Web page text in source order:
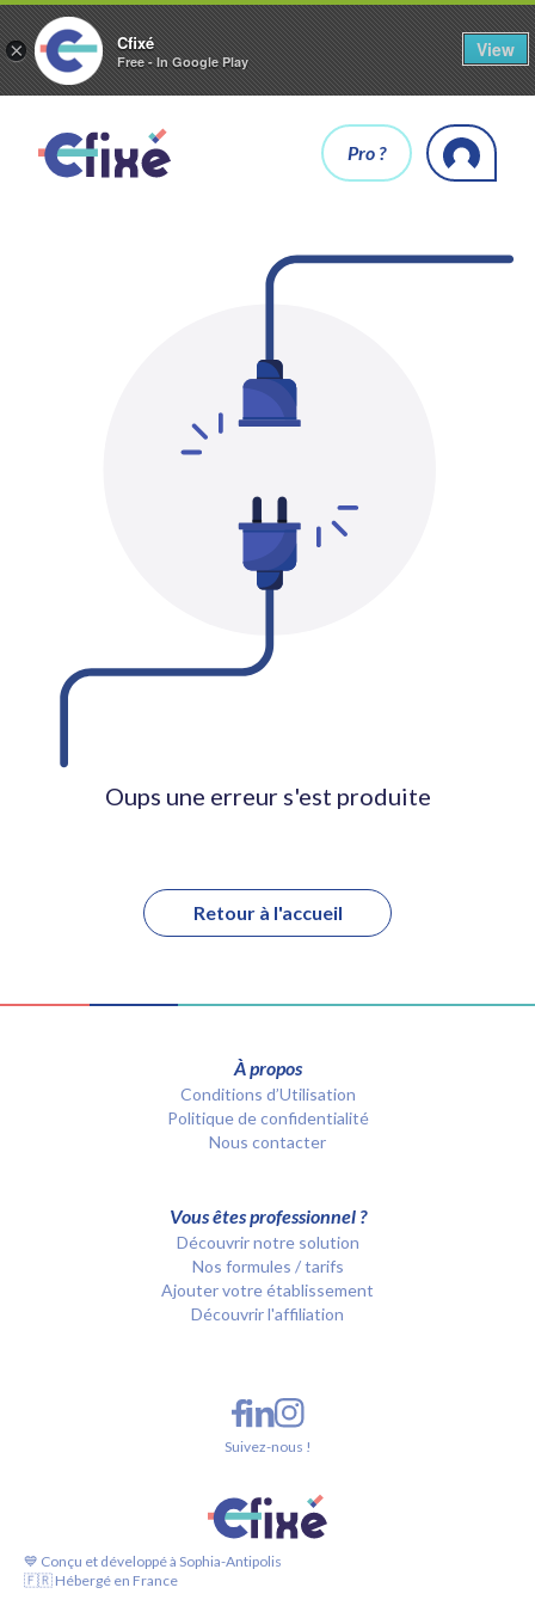
× Cfixé
Free - In Google Play
View
Pro ?
Oups une erreur s'est produite
Retour à l'accueil
À propos
Conditions d’Utilisation
Politique de confidentialité
Nous contacter
Vous êtes professionnel ?
Découvrir notre solution
Nos formules / tarifs
Ajouter votre établissement
Découvrir l'affiliation
💙 Conçu et développé à Sophia-Antipolis
🇫🇷 Hébergé en France
Suivez-nous !